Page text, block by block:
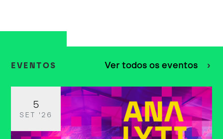
EVENTOS Ver todos os eventos
5
SET '26